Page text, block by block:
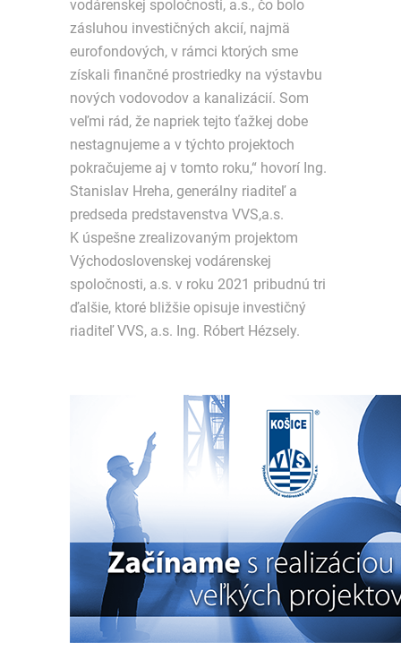
vodárenskej spoločnosti, a.s., čo bolo
zásluhou investičných akcií, najmä
eurofondových, v rámci ktorých sme
získali finančné prostriedky na výstavbu
nových vodovodov a kanalizácií. Som
veľmi rád, že napriek tejto ťažkej dobe
nestagnujeme a v týchto projektoch
pokračujeme aj v tomto roku,“ hovorí Ing.
Stanislav Hreha, generálny riaditeľ a
predseda predstavenstva VVS,a.s.
K úspešne zrealizovaným projektom
Východoslovenskej vodárenskej
spoločnosti, a.s. v roku 2021 pribudnú tri
ďalšie, ktoré bližšie opisuje investičný
riaditeľ VVS, a.s. Ing. Róbert Hézsely.